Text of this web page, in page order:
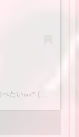
Ett inlägg delat av ここ@毎日甘いの食べたい៵៵៵ෆ⃛ (@coco_cf.sw711)